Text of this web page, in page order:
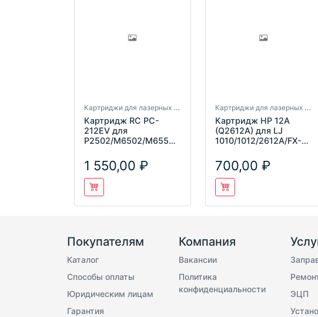
Картриджи для лазерных принтеров
Картридж RC PC-
212EV для
P2502/M6502/M6552
1 550,00
Картриджи для лазерных принтеров
Картридж HP 12A
(Q2612A) для LJ
1010/1012/2612A/FX-
700,00
Покупателям
Каталог
Способы оплаты
Юридическим лицам
Гарантия
Компания
Вакансии
Политика
конфиденциальности
ЭЦП